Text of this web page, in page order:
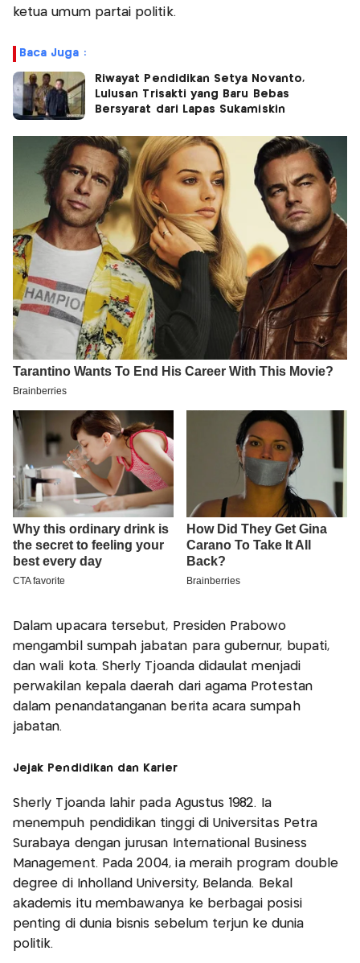
ketua umum partai politik.
Baca Juga :
Riwayat Pendidikan Setya Novanto,
Lulusan Trisakti yang Baru Bebas
Bersyarat dari Lapas Sukamiskin
Dalam upacara tersebut, Presiden Prabowo
mengambil sumpah jabatan para gubernur, bupati,
dan wali kota. Sherly Tjoanda didaulat menjadi
perwakilan kepala daerah dari agama Protestan
dalam penandatanganan berita acara sumpah
jabatan.
Jejak Pendidikan dan Karier
Sherly Tjoanda lahir pada Agustus 1982. Ia
menempuh pendidikan tinggi di Universitas Petra
Surabaya dengan jurusan International Business
Management. Pada 2004, ia meraih program double
degree di Inholland University, Belanda. Bekal
akademis itu membawanya ke berbagai posisi
penting di dunia bisnis sebelum terjun ke dunia
politik.